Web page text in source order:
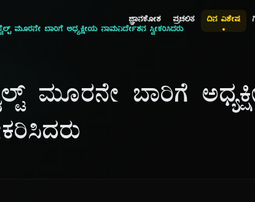
ಜ್ಞಾನಕೋಶ ಪ್ರಚಲಿತ ದಿನ ವಿಶೇಷ
ಮೂರನೇ ಬಾರಿಗೆ ಅಧ್ಯಕ್ಷೀಯ ನಾಮನಿರ್ದೇಶನ ಸ್ವೀಕರಿಸಿದರು
ಮೂರನೇ ಬಾರಿಗೆ